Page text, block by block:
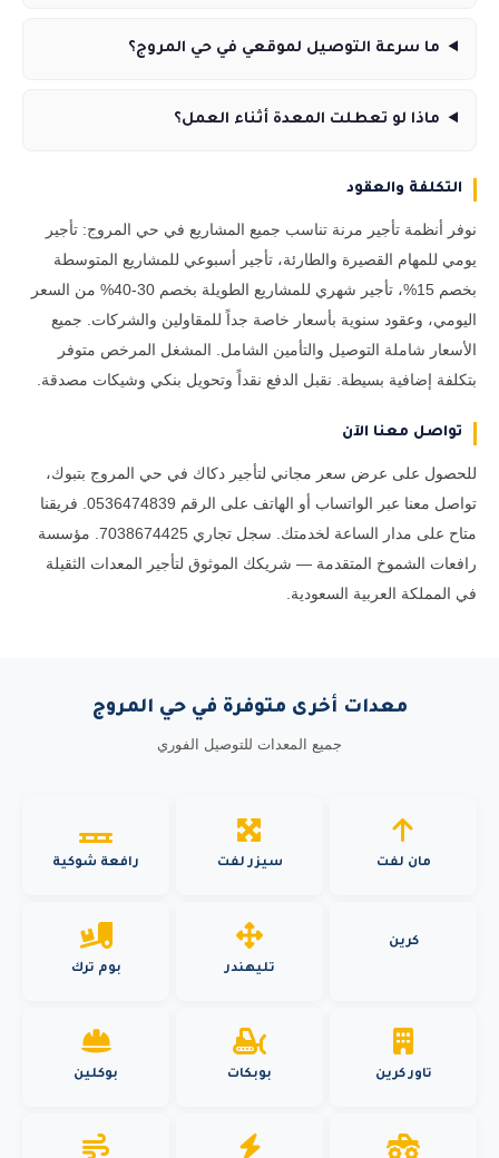
ما سرعة التوصيل لموقعي في حي المروج؟
ماذا لو تعطلت المعدة أثناء العمل؟
التكلفة والعقود
نوفر أنظمة تأجير مرنة تناسب جميع المشاريع في حي المروج: تأجير
يومي للمهام القصيرة والطارئة، تأجير أسبوعي للمشاريع المتوسطة
بخصم 15%، تأجير شهري للمشاريع الطويلة بخصم 30-40% من السعر
اليومي، وعقود سنوية بأسعار خاصة جداً للمقاولين والشركات. جميع
الأسعار شاملة التوصيل والتأمين الشامل. المشغل المرخص متوفر
بتكلفة إضافية بسيطة. نقبل الدفع نقداً وتحويل بنكي وشيكات مصدقة.
تواصل معنا الآن
للحصول على عرض سعر مجاني لتأجير دكاك في حي المروج بتبوك،
تواصل معنا عبر الواتساب أو الهاتف على الرقم 0536474839. فريقنا
متاح على مدار الساعة لخدمتك. سجل تجاري 7038674425. مؤسسة
رافعات الشموخ المتقدمة — شريكك الموثوق لتأجير المعدات الثقيلة
في المملكة العربية السعودية.
معدات أخرى متوفرة في حي المروج
جميع المعدات للتوصيل الفوري
مان لفت سيزر لفت رافعة شوكية
كرين
تليهندر
بوم ترك
تاور كرين بوبكات بوكلين